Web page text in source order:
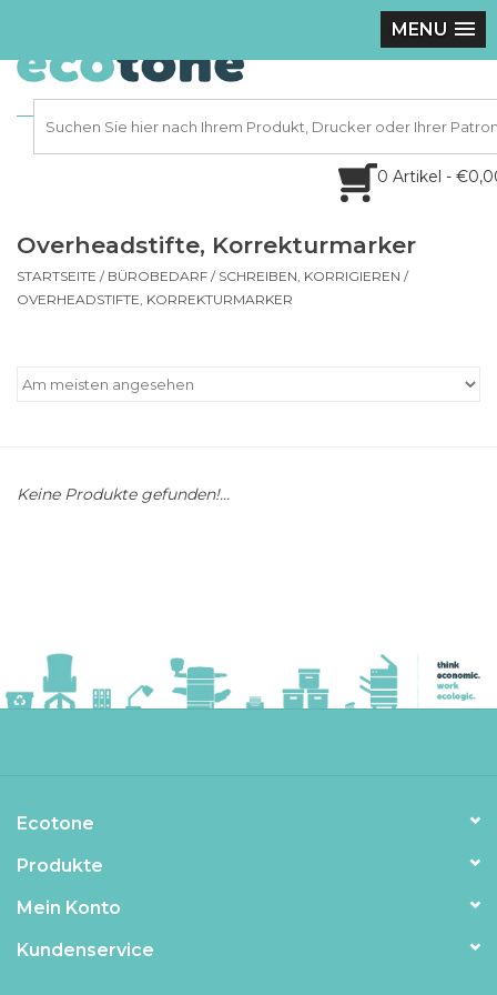
MENU
0 Artikel -
Overheadstifte, Korrekturmarker
STARTSEITE / BÜROBEDARF / SCHREIBEN, KORRIGIEREN /
OVERHEADSTIFTE, KORREKTURMARKER
Keine Produkte gefunden!...
Ecotone
Produkte
Mein Konto
Kundenservice